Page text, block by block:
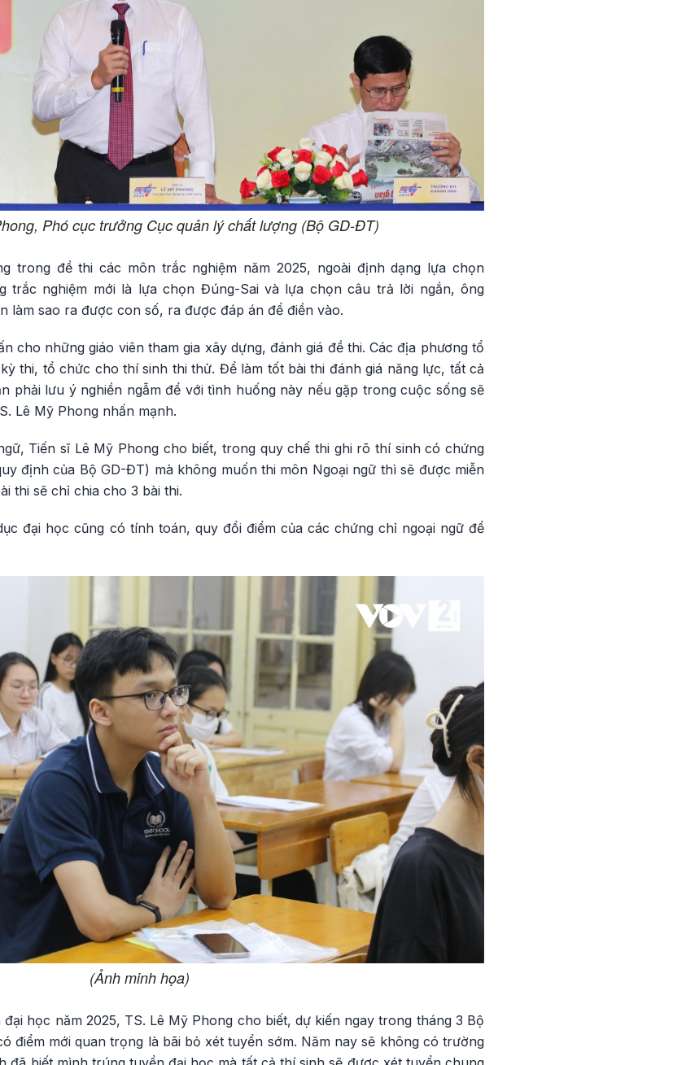
Phó cục trưởng Cục quản lý chất lượng (Bộ GD-ĐT)
trong đề thi các môn trắc nghiệm năm 2025, ngoài định dạng lựa chọn
trắc nghiệm mới là lựa chọn Đúng-Sai và lựa chọn câu trả lời ngắn, ông
làm sao ra được con số, ra được đáp án để điền vào.
cho những giáo viên tham gia xây dựng, đánh giá đề thi. Các địa phương tổ
thi, tổ chức cho thí sinh thi thử. Để làm tốt bài thi đánh giá năng lực, tất cả
phải lưu ý nghiền ngẫm để với tình huống này nếu gặp trong cuộc sống sẽ
Lê Mỹ Phong nhấn mạnh.
Tiến sĩ Lê Mỹ Phong cho biết, trong quy chế thi ghi rõ thí sinh có chứng
định của Bộ GD-ĐT) mà không muốn thi môn Ngoại ngữ thì sẽ được miễn
thi sẽ chỉ chia cho 3 bài thi.
đại học cũng có tính toán, quy đổi điểm của các chứng chỉ ngoại ngữ để
(Ảnh minh họa)
học năm 2025, TS. Lê Mỹ Phong cho biết, dự kiến ngay trong tháng 3 Bộ
điểm mới quan trọng là bãi bỏ xét tuyển sớm. Năm nay sẽ không có trường